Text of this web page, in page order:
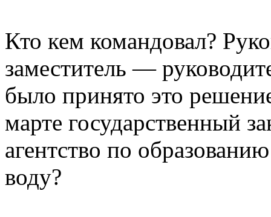
Кто кем командовал?
заместитель —
было принято это
марте государственный
агентство по
воду?